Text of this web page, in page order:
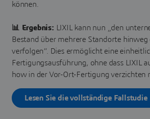
können.
📊 Ergebnis:
LIXIL kann nun „den
Bestand über mehrere Standorte hinweg
verfolgen“. Dies ermöglicht eine
Fertigungsausführung, ohne dass LIXIL
how in der Vor-Ort-Fertigung verzichten
Lesen Sie die vollständige Fallstudie